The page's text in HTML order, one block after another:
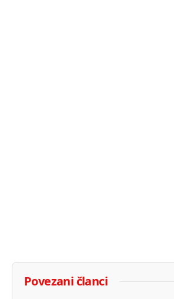
Povezani članci